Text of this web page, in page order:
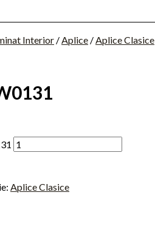
Interior /Aplice /Aplice Clasice
Aplice Clasice